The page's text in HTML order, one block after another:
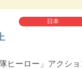
日本
ヒーロー」アクショ